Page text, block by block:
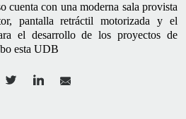
cuenta con una moderna sala provista
pantalla retráctil motorizada y el
el desarrollo de los proyectos de
esta UDB